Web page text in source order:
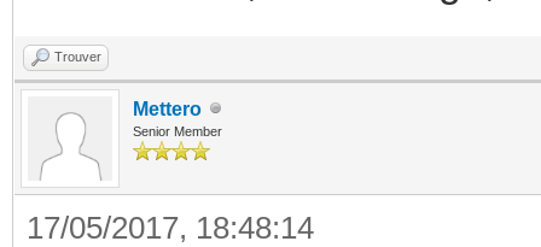
Trouver
Mettero
Senior Member
17/05/2017, 18:48:14